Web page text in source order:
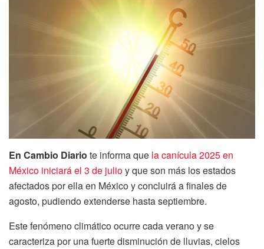
En Cambio Diario te informa que la canícula 2025 en
México iniciará el 3 de julioy que son más los estados
afectados por ella en México y concluirá a finales de
agosto, pudiendo extenderse hasta septiembre.
Este fenómeno climático ocurre cada verano y se
caracteriza por una fuerte disminución de lluvias, cielos